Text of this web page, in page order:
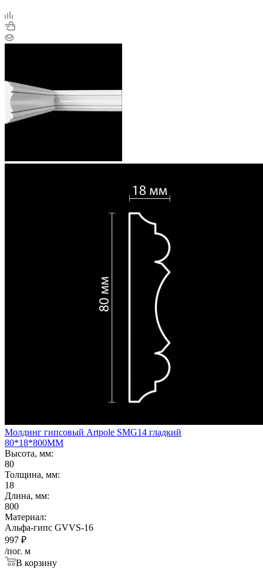
Молдинг гипсовый Artpole SMG14 гладкий
80*18*800ММ
Высота, мм:
80
Толщина, мм:
18
Длина, мм:
800
Материал:
Альфа-гипс GVVS-16
997 ₽
/пог. м
В корзину